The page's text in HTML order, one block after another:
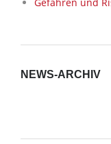
NEWS-ARCHIV